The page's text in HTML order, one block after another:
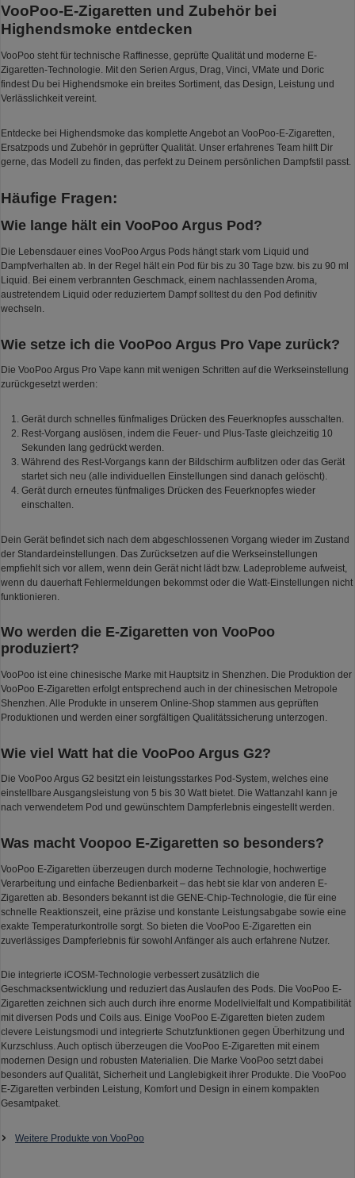
VooPoo-E-Zigaretten und Zubehör bei
Highendsmoke entdecken
VooPoo steht für technische Raffinesse, geprüfte Qualität und moderne E-
Zigaretten-Technologie. Mit den Serien Argus, Drag, Vinci, VMate und Doric
findest Du bei Highendsmoke ein breites Sortiment, das Design, Leistung und
Verlässlichkeit vereint.
Entdecke bei Highendsmoke das komplette Angebot an VooPoo-E-Zigaretten,
Ersatzpods und Zubehör in geprüfter Qualität. Unser erfahrenes Team hilft Dir
gerne, das Modell zu finden, das perfekt zu Deinem persönlichen Dampfstil passt.
Häufige Fragen:
Wie lange hält ein VooPoo Argus Pod?
Die Lebensdauer eines VooPoo Argus Pods hängt stark vom Liquid und
Dampfverhalten ab. In der Regel hält ein Pod für bis zu 30 Tage bzw. bis zu 90 ml
Liquid. Bei einem verbrannten Geschmack, einem nachlassenden Aroma,
austretendem Liquid oder reduziertem Dampf solltest du den Pod definitiv
wechseln.
Wie setze ich die VooPoo Argus Pro Vape zurück?
Die VooPoo Argus Pro Vape kann mit wenigen Schritten auf die Werkseinstellung
zurückgesetzt werden:
Gerät durch schnelles fünfmaliges Drücken des Feuerknopfes ausschalten.
Rest-Vorgang auslösen, indem die Feuer- und Plus-Taste gleichzeitig 10
Sekunden lang gedrückt werden.
Während des Rest-Vorgangs kann der Bildschirm aufblitzen oder das Gerät
startet sich neu (alle individuellen Einstellungen sind danach gelöscht).
Gerät durch erneutes fünfmaliges Drücken des Feuerknopfes wieder
einschalten.
Dein Gerät befindet sich nach dem abgeschlossenen Vorgang wieder im Zustand
der Standardeinstellungen. Das Zurücksetzen auf die Werkseinstellungen
empfiehlt sich vor allem, wenn dein Gerät nicht lädt bzw. Ladeprobleme aufweist,
wenn du dauerhaft Fehlermeldungen bekommst oder die Watt-Einstellungen nicht
funktionieren.
Wo werden die E-Zigaretten von VooPoo
produziert?
VooPoo ist eine chinesische Marke mit Hauptsitz in Shenzhen. Die Produktion der
VooPoo E-Zigaretten erfolgt entsprechend auch in der chinesischen Metropole
Shenzhen. Alle Produkte in unserem Online-Shop stammen aus geprüften
Produktionen und werden einer sorgfältigen Qualitätssicherung unterzogen.
Wie viel Watt hat die VooPoo Argus G2?
Die VooPoo Argus G2 besitzt ein leistungsstarkes Pod-System, welches eine
einstellbare Ausgangsleistung von 5 bis 30 Watt bietet. Die Wattanzahl kann je
nach verwendetem Pod und gewünschtem Dampferlebnis eingestellt werden.
Was macht Voopoo E-Zigaretten so besonders?
VooPoo E-Zigaretten überzeugen durch moderne Technologie, hochwertige
Verarbeitung und einfache Bedienbarkeit – das hebt sie klar von anderen E-
Zigaretten ab. Besonders bekannt ist die GENE-Chip-Technologie, die für eine
schnelle Reaktionszeit, eine präzise und konstante Leistungsabgabe sowie eine
exakte Temperaturkontrolle sorgt. So bieten die VooPoo E-Zigaretten ein
zuverlässiges Dampferlebnis für sowohl Anfänger als auch erfahrene Nutzer.
Die integrierte iCOSM-Technologie verbessert zusätzlich die
Geschmacksentwicklung und reduziert das Auslaufen des Pods. Die VooPoo E-
Zigaretten zeichnen sich auch durch ihre enorme Modellvielfalt und Kompatibilität
mit diversen Pods und Coils aus. Einige VooPoo E-Zigaretten bieten zudem
clevere Leistungsmodi und integrierte Schutzfunktionen gegen Überhitzung und
Kurzschluss. Auch optisch überzeugen die VooPoo E-Zigaretten mit einem
modernen Design und robusten Materialien. Die Marke VooPoo setzt dabei
besonders auf Qualität, Sicherheit und Langlebigkeit ihrer Produkte. Die VooPoo
E-Zigaretten verbinden Leistung, Komfort und Design in einem kompakten
Gesamtpaket.
Weitere Produkte von VooPoo